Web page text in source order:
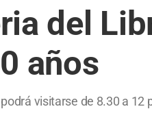
del
años
visitarse de 8.30 a 12